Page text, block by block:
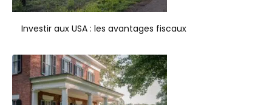
Investir aux USA : les avantages fiscaux